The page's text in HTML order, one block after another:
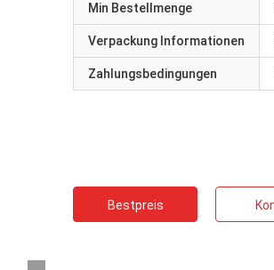
Min Bestellmenge
Verpackung Informationen
Zahlungsbedingungen
Bestpreis